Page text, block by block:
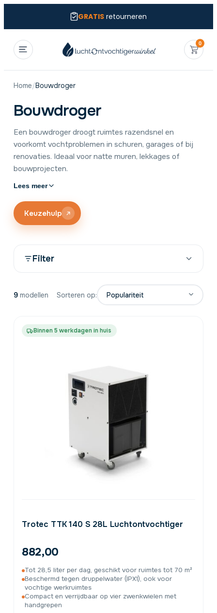
GRATISretourneren
0
Home/Bouwdroger
Bouwdroger
Een bouwdroger droogt ruimtes razendsnel en
voorkomt vochtproblemen in schuren, garages of bij
renovaties. Ideaal voor natte muren, lekkages of
bouwprojecten.
Kies een krachtige condensdroger met een hoge
ontvochtigingscapaciteit. Hieronder vind je de beste
bouwdrogers van het Zweedse premiummerk Wood’s.
Twijfel je over de juiste capaciteit? Gebruik de
Lees meer
Keuzehulp
Filter
9 modellen Sorteren op:
Binnen 5 werkdagen in huis
Trotec TTK 140 S 28L Luchtontvochtiger
882,00
Tot 28,5 liter per dag, geschikt voor ruimtes tot 70 m²
Beschermd tegen druppelwater (IPX1), ook voor
vochtige werkruimtes
Compact en verrijdbaar op vier zwenkwielen met
handgrepen